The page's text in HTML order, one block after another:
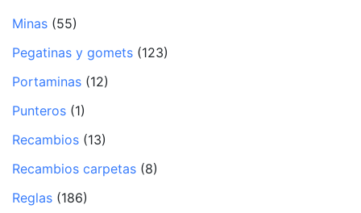
Minas (55)
Pegatinas y gomets (123)
Portaminas (12)
Punteros (1)
Recambios (13)
Recambios carpetas (8)
Reglas (186)